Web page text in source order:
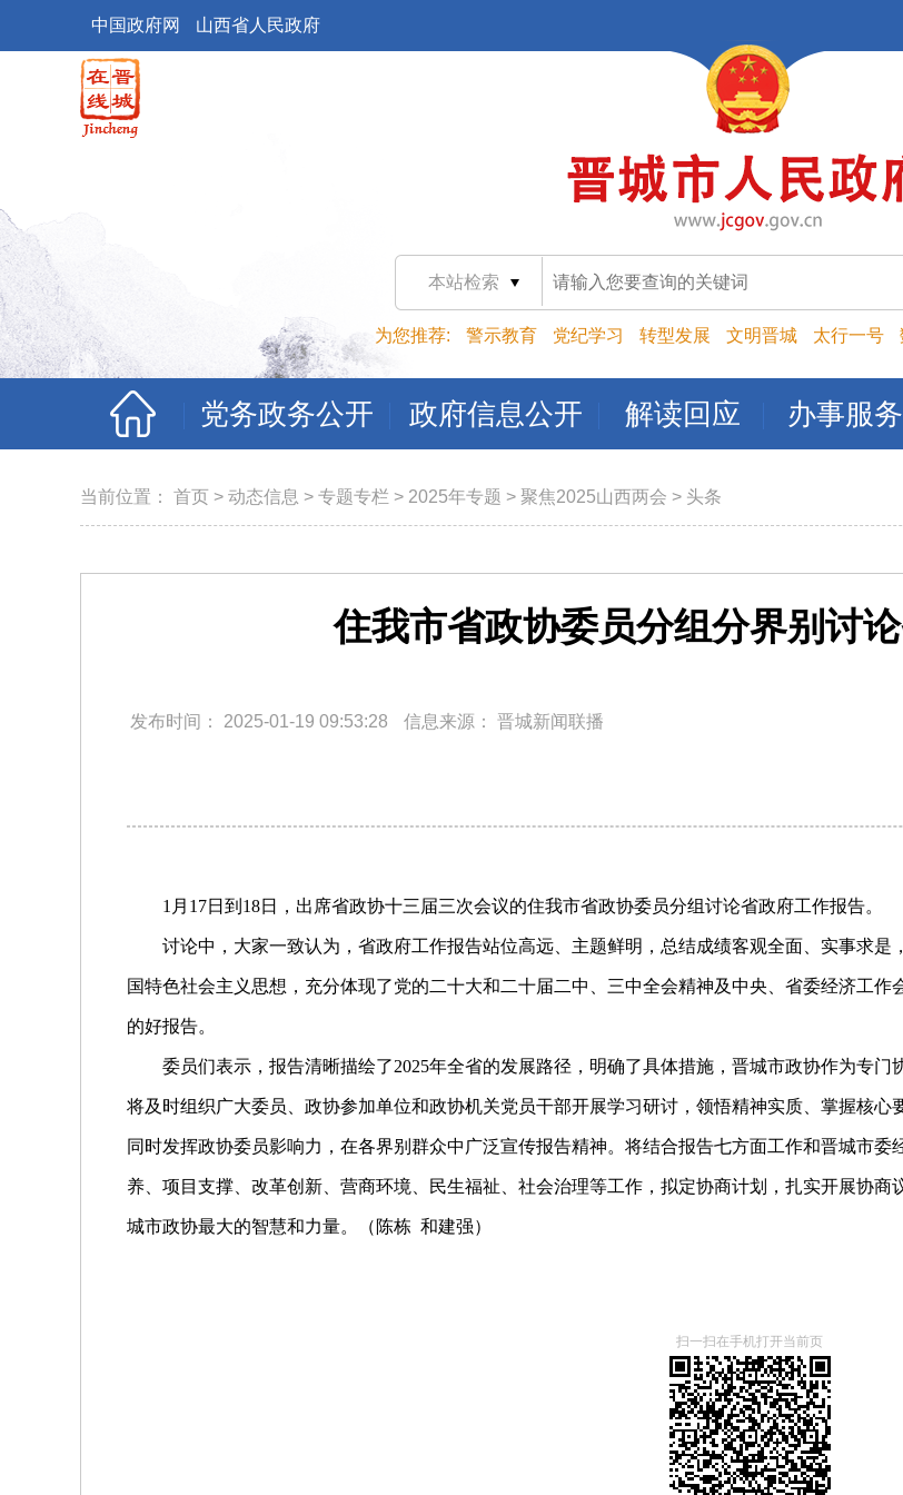
中国政府网 山西省人民政府
本站检索
为您推荐: 警示教育 党纪学习 转型发展 文明晋城 太行一号
党务政务公开 政府信息公开 解读回应 办事服务
当前位置： 首页 > 动态信息 > 专题专栏 > 2025年专题 > 聚焦2025山西两会 > 头条
住我市省政协委员分组分界别讨
发布时间： 2025-01-19 09:53:28 信息来源： 晋城新闻联播
1月17日到18日，出席省政协十三届三次会议的住我市省政协委员分组讨论省政府工作报告。
讨论中，大家一致认为，省政府工作报告站位高远、主题鲜明，总结成绩客观全面、实事求
国特色社会主义思想，充分体现了党的二十大和二十届二中、三中全会精神及中央、省委经济工
的好报告。
委员们表示，报告清晰描绘了2025年全省的发展路径，明确了具体措施，晋城市政协作为专门
将及时组织广大委员、政协参加单位和政协机关党员干部开展学习研讨，领悟精神实质、掌握核心
同时发挥政协委员影响力，在各界别群众中广泛宣传报告精神。将结合报告七方面工作和晋城市
养、项目支撑、改革创新、营商环境、民生福祉、社会治理等工作，拟定协商计划，扎实开展协
城市政协最大的智慧和力量。（ 陈栋 和建强）
扫一扫在手机打开当前页